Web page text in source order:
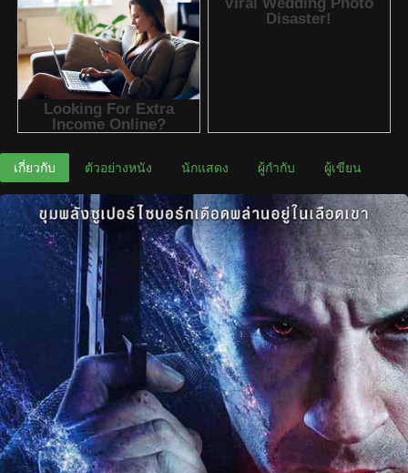
เกี่ยวกับ ตัวอย่างหนัง นักแสดง ผู้กำกับ ผู้เขียน